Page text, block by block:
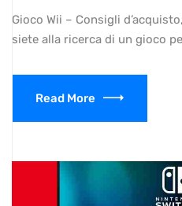
Gioco Wii – Consigli
siete alla ricerca di un gioco
Read More